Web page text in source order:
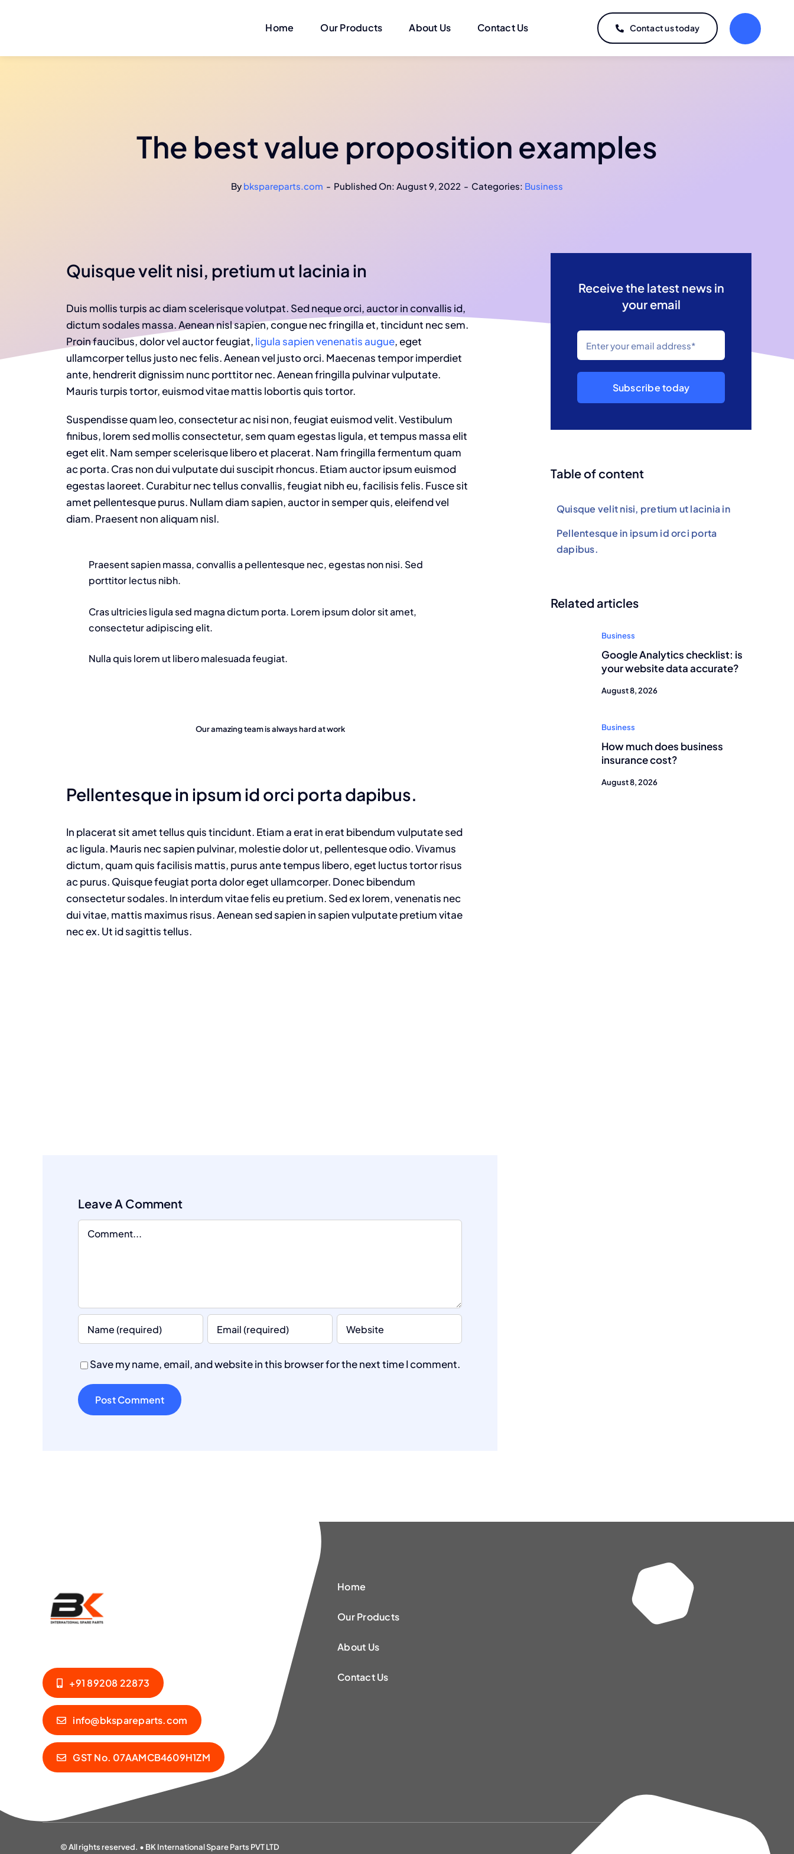
Home Our Products About Us Contact Us Contact us today
The best value proposition examples
By bkspareparts.com - Published On: August 9, 2022 - Categories: Business
Quisque velit nisi, pretium ut lacinia in
Duis mollis turpis ac diam scelerisque volutpat. Sed neque orci, auctor in convallis id,
dictum sodales massa. Aenean nisl sapien, congue nec fringilla et, tincidunt nec sem.
Proin faucibus, dolor vel auctor feugiat, ligula sapien venenatis augue, eget
ullamcorper tellus justo nec felis. Aenean vel justo orci. Maecenas tempor imperdiet
ante, hendrerit dignissim nunc porttitor nec. Aenean fringilla pulvinar vulputate.
Mauris turpis tortor, euismod vitae mattis lobortis quis tortor.
Suspendisse quam leo, consectetur ac nisi non, feugiat euismod velit. Vestibulum
finibus, lorem sed mollis consectetur, sem quam egestas ligula, et tempus massa elit
eget elit. Nam semper scelerisque libero et placerat. Nam fringilla fermentum quam
ac porta. Cras non dui vulputate dui suscipit rhoncus. Etiam auctor ipsum euismod
egestas laoreet. Curabitur nec tellus convallis, feugiat nibh eu, facilisis felis. Fusce sit
amet pellentesque purus. Nullam diam sapien, auctor in semper quis, eleifend vel
diam. Praesent non aliquam nisl.
Praesent sapien massa, convallis a pellentesque nec, egestas non nisi. Sed
porttitor lectus nibh.
Cras ultricies ligula sed magna dictum porta. Lorem ipsum dolor sit amet,
consectetur adipiscing elit.
Nulla quis lorem ut libero malesuada feugiat.
Our amazing team is always hard at work
Pellentesque in ipsum id orci porta dapibus.
In placerat sit amet tellus quis tincidunt. Etiam a erat in erat bibendum vulputate sed
ac ligula. Mauris nec sapien pulvinar, molestie dolor ut, pellentesque odio. Vivamus
dictum, quam quis facilisis mattis, purus ante tempus libero, eget luctus tortor risus
ac purus. Quisque feugiat porta dolor eget ullamcorper. Donec bibendum
consectetur sodales. In interdum vitae felis eu pretium. Sed ex lorem, venenatis nec
dui vitae, mattis maximus risus. Aenean sed sapien in sapien vulputate pretium vitae
nec ex. Ut id sagittis tellus.
Leave A Comment
Comment
Save my name, email, and website in this browser for the next time I comment.
Receive the latest news in
your email
Subscribe today
Table of content
Quisque velit nisi, pretium ut lacinia in
Pellentesque in ipsum id orci porta
dapibus.
Related articles
Business
Google Analytics checklist: is
your website data accurate?
August 8, 2026
Business
How much does business
insurance cost?
August 8, 2026
+91 89208 22873
info@bkspareparts.com
GST No. 07AAMCB4609H1ZM
Home
Our Products
About Us
Contact Us
© All rights reserved. • BK International Spare Parts PVT LTD